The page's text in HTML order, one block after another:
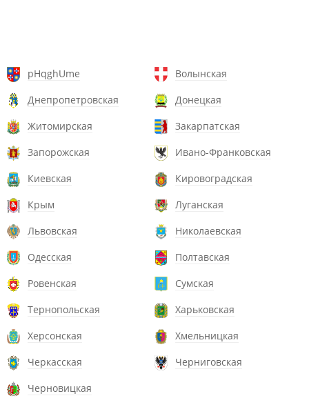
pHqghUme
Волынская
Днепропетровская
Донецкая
Житомирская
Закарпатская
Запорожская
Ивано-Франковская
Киевская
Кировоградская
Крым
Луганская
Львовская
Николаевская
Одесская
Полтавская
Ровенская
Сумская
Тернопольская
Харьковская
Херсонская
Хмельницкая
Черкасская
Черниговская
Черновицкая